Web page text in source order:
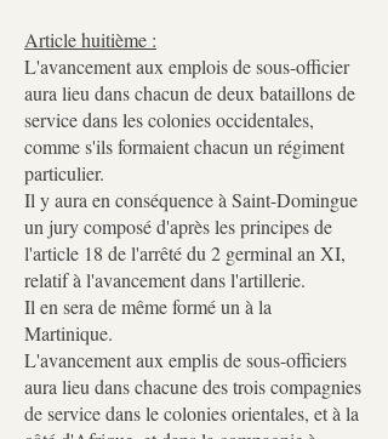
Article huitième :
L'avancement aux emplois de sous-officier
aura lieu dans chacun de deux bataillons de
service dans les colonies occidentales,
comme s'ils formaient chacun un régiment
particulier.
Il y aura en conséquence à Saint-Domingue
un jury composé d'après les principes de
l'article 18 de l'arrêté du 2 germinal an XI,
relatif à l'avancement dans l'artillerie.
Il en sera de même formé un à la
Martinique.
L'avancement aux emplis de sous-officiers
aura lieu dans chacune des trois compagnies
de service dans le colonies orientales, et à la